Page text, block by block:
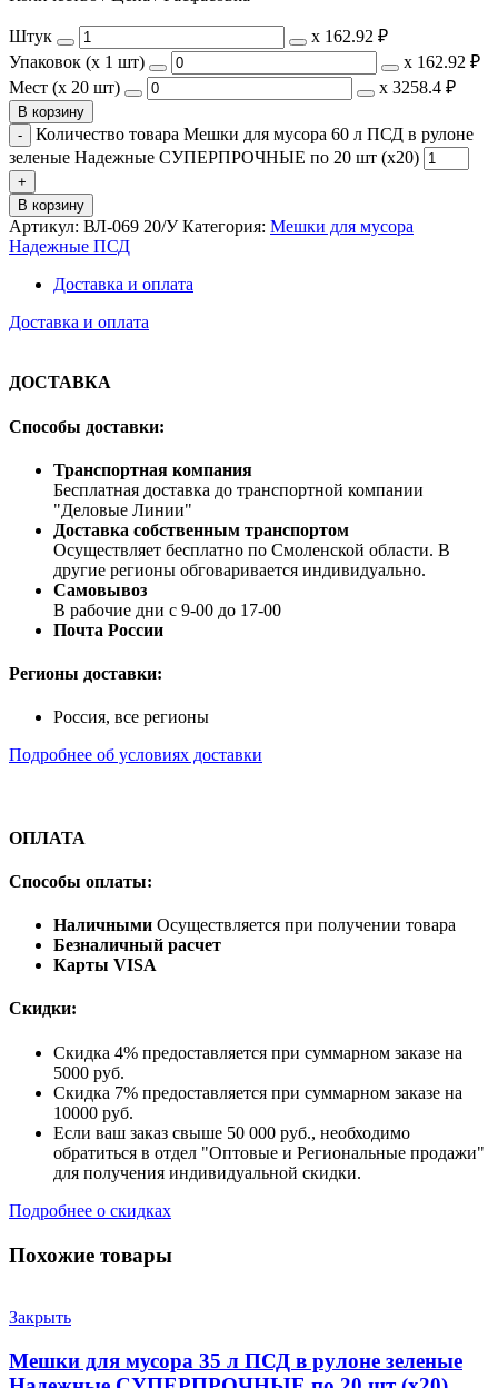
Штук х 162.92 ₽
Упаковок (x 1 шт)
х 162.92 ₽
Мест (x 20 шт)
х 3258.4 ₽
В корзину
Количество товара Мешки для мусора 60 л ПСД в рулоне
зеленые Надежные СУПЕРПРОЧНЫЕ по 20 шт (х20)
В корзину
Артикул: ВЛ-069 20/У Категория: Мешки для мусора
Надежные ПСД
Доставка и оплата
Доставка и оплата
ДОСТАВКА
Способы доставки:
Транспортная компания
Бесплатная доставка до транспортной компании
"Деловые Линии"
Доставка собственным транспортом
Осуществляет бесплатно по Смоленской области. В
другие регионы обговаривается индивидуально.
Самовывоз
В рабочие дни с 9-00 до 17-00
Почта России
Регионы доставки:
Россия, все регионы
Подробнее об условиях доставки
ОПЛАТА
Способы оплаты:
Наличными Осуществляется при получении товара
Безналичный расчет
Карты VISA
Скидки:
Скидка 4% предоставляется при суммарном заказе на
5000 руб.
Скидка 7% предоставляется при суммарном заказе на
10000 руб.
Если ваш заказ свыше 50 000 руб., необходимо
обратиться в отдел "Оптовые и Региональные продажи"
для получения индивидуальной скидки.
Подробнее о скидках
Похожие товары
Закрыть
Мешки для мусора 35 л ПСД в рулоне зеленые